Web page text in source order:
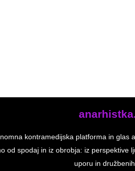
kontramedijska platforma in glas
od spodaj in iz obrobja: iz perspektive
uporu in